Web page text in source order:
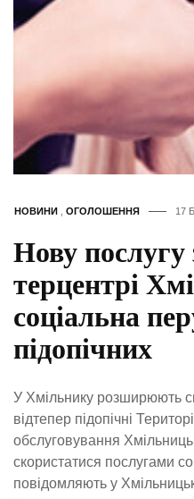
НОВИНИ ОГОЛОШЕННЯ 17
Нову послугу
терцентрі
соціальна
підопічних
У Хмільнику розширюють
відтепер підопічні
обслуговування
скористатися послугами
повідомляють у